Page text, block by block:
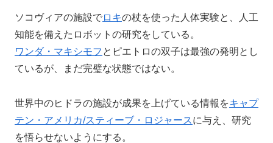
ソコヴィアの施設でロキの杖を使った人体実験と、人工
知能を備えたロボットの研究をしている。
ワンダ・マキシモフ とピエトロの双子は最強の発明とし
ているが、まだ完璧な状態ではない。
世界中のヒドラの施設が成果を上げている情報をキャプ
テン・アメリカ/スティーブ・ロジャースに与え、研究
を悟らせないようにする。